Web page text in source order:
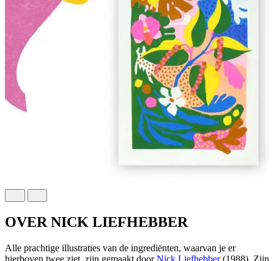
OVER NICK LIEFHEBBER
Alle prachtige illustraties van de ingrediënten, waarvan je er
hierboven twee ziet, zijn gemaakt doorNick Liefhebber(1988). Zijn